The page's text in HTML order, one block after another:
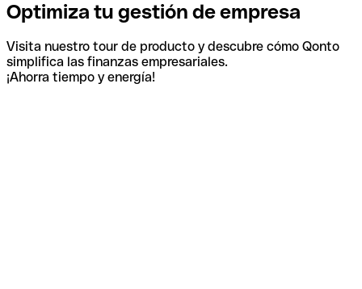
Optimiza tu gestión de empresa
Visita nuestro tour de producto y descubre cómo Qonto
simplifica las finanzas empresariales.
¡Ahorra tiempo y energía!